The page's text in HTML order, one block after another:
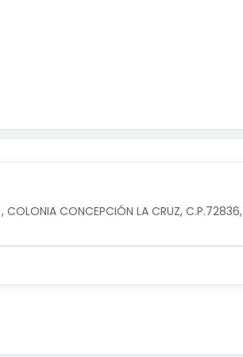
COLONIA CONCEPCIÓN LA CRUZ, C.P.72836,